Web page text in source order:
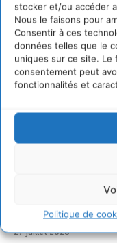
stocker et/ou accéder
Nous le faisons pour
Consentir à ces
données telles que le
uniques sur ce site.
consentement peut
fonctionnalités et
Politique de
Comment le sol
hydrique et
2 août 2026
Développer notre
non humaines
30 juillet 2026
Un kit citoyen
développement
adaptées au
27 juillet 2026